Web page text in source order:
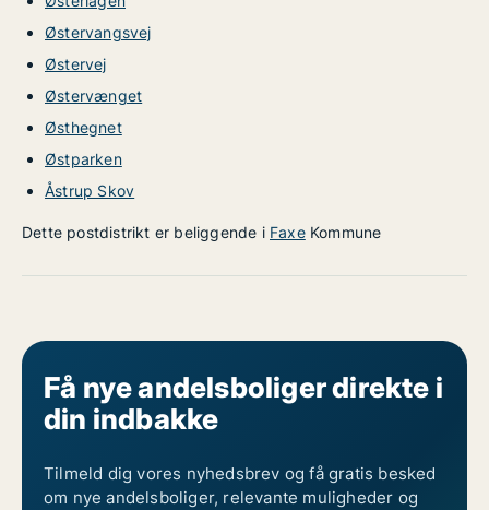
Østervangsvej
Østervej
Østervænget
Østhegnet
Østparken
Åstrup Skov
Dette postdistrikt er beliggende i FaxeKommune
Få nye andelsboliger direkte i
din indbakke
Tilmeld dig vores nyhedsbrev og få gratis besked
om nye andelsboliger, relevante muligheder og